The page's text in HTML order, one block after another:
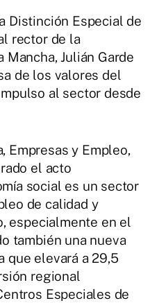
Distinción Especial de
rector de la
Julián Garde
de los valores del
al sector desde
Empresas y Empleo,
el acto
social es un sector
de calidad y
especialmente en el
también una nueva
que elevará a 29,5
regional
Especiales de